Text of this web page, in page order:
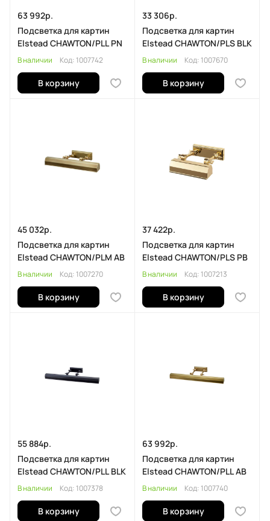
63 992р.
Подсветка для картин
Elstead CHAWTON/PLL PN
В наличии Код: 1007742
В корзину
33 306р.
Подсветка для картин
Elstead CHAWTON/PLS BLK
В наличии Код: 1007670
В корзину
45 032р.
Подсветка для картин
Elstead CHAWTON/PLM AB
В наличии Код: 1007270
В корзину
37 422р.
Подсветка для картин
Elstead CHAWTON/PLS PB
В наличии Код: 1007213
В корзину
55 884р.
Подсветка для картин
Elstead CHAWTON/PLL BLK
В наличии Код: 1007378
В корзину
63 992р.
Подсветка для картин
Elstead CHAWTON/PLL AB
В наличии Код: 1007740
В корзину